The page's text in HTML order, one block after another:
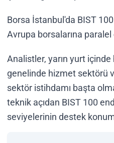
Borsa İstanbul'da BIST
Avrupa borsalarına
Analistler, yarın yurt
genelinde hizmet sektörü
sektör istihdamı başta
teknik açıdan BIST 100
seviyelerinin destek